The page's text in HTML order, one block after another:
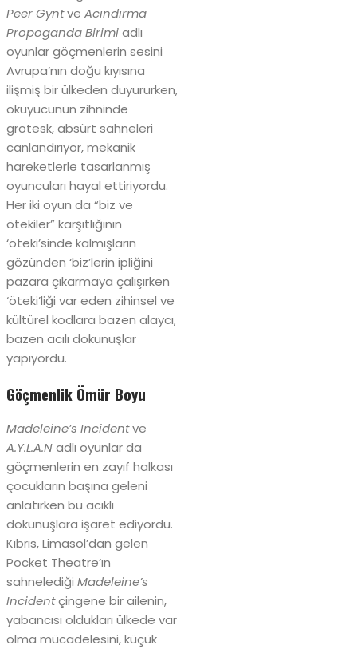
Peer Gyntve Acındırma
Propoganda Birimiadlı
oyunlar göçmenlerin sesini
Avrupa’nın doğu kıyısına
ilişmiş bir ülkeden duyururken,
okuyucunun zihninde
grotesk, absürt sahneleri
canlandırıyor, mekanik
hareketlerle tasarlanmış
oyuncuları hayal ettiriyordu.
Her iki oyun da “biz ve
ötekiler” karşıtlığının
‘öteki’sinde kalmışların
gözünden ‘biz’lerin ipliğini
pazara çıkarmaya çalışırken
‘öteki’liği var eden zihinsel ve
kültürel kodlara bazen alaycı,
bazen acılı dokunuşlar
yapıyordu.
Göçmenlik Ömür Boyu
Madeleine’s Incidentve
A.Y.L.A.Nadlı oyunlar da
göçmenlerin en zayıf halkası
çocukların başına geleni
anlatırken bu acıklı
dokunuşlara işaret ediyordu.
Kıbrıs, Limasol’dan gelen
Pocket Theatre’ın
sahnelediği Madeleine’s
Incidentçingene bir ailenin,
yabancısı oldukları ülkede var
olma mücadelesini, küçük